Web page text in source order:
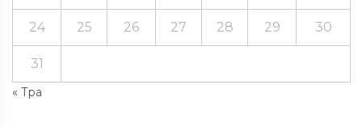
« Тра
24 25 26 27 28 29 30
31